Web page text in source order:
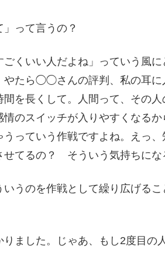
」って言うの？
くいい人だよね」っていう風
やたら◯◯さんの評判、私の耳に
を長くして。人間って、その
情のスイッチが入りやすくなる
うっていう作戦ですよね。え
せてるの？ そういう気持ちにな
いうのを作戦として繰り広げる
りました。じゃあ、もし2度目の